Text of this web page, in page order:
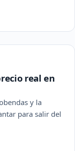
real en
y la
para salir del